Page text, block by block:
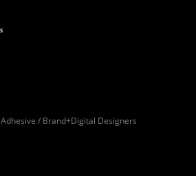
Adhesive / Brand+Digital Designers